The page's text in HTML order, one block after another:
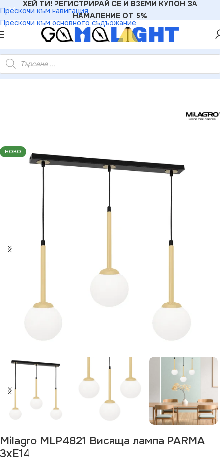
Прескочи към навигация
Прескочи към основното съдържание
ХЕЙ ТИ! РЕГИСТРИРАЙ СЕ И ВЗЕМИ КУПОН ЗА
НАМАЛЕНИЕ ОТ 5%
»Пендели»Milagro MLP4821 Висяща лампа PARMA 3xE14
НОВО
Milagro MLP4821 Висяща лампа PARMA
3xE14